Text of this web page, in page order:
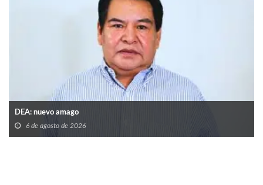
DEA: nuevo amago
6 de agosto de 2026